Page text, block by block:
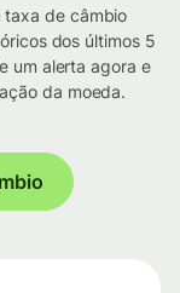
taxa de câmbio
dos últimos 5
um alerta agora e
da moeda.